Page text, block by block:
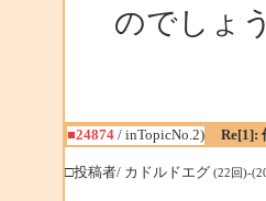
のでしょ
■24874/ inTopicNo.2) Re[1]:
□投稿者/ カドルドエグ (22回)-